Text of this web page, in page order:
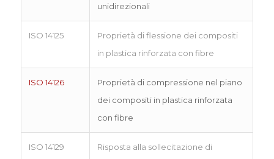
unidirezionali
ISO 14125
Proprietà di flessione dei compositi
in plastica rinforzata con fibre
ISO 14126
Proprietà di compressione nel piano
dei compositi in plastica rinforzata
con fibre
ISO 14129 Risposta alla sollecitazione di